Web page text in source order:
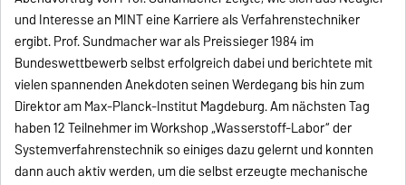
und Interesse an MINT eine Karriere als Verfahrenstechniker
ergibt. Prof. Sundmacher war als Preissieger 1984 im
Bundeswettbewerb selbst erfolgreich dabei und berichtete mit
vielen spannenden Anekdoten seinen Werdegang bis hin zum
Direktor am Max-Planck-Institut Magdeburg. Am nächsten Tag
haben 12 Teilnehmer im Workshop „Wasserstoff-Labor“ der
Systemverfahrenstechnik so einiges dazu gelernt und konnten
dann auch aktiv werden, um die selbst erzeugte mechanische